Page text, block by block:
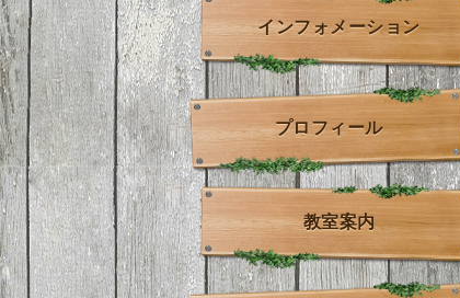
インフォメーション
プロフィール
教室案内